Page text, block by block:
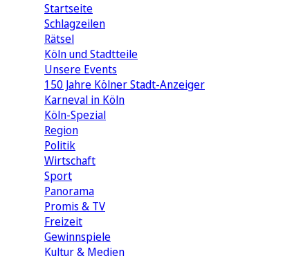
Startseite
Schlagzeilen
Rätsel
Köln und Stadtteile
Unsere Events
150 Jahre Kölner Stadt-Anzeiger
Karneval in Köln
Köln-Spezial
Region
Politik
Wirtschaft
Sport
Panorama
Promis & TV
Freizeit
Gewinnspiele
Kultur & Medien